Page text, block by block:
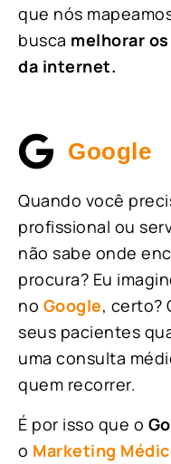
que nós
busca melhorar
da internet.
Google
Quando você
profissional ou
não sabe onde
procura? Eu
no Google, certo?
seus pacientes
uma consulta
quem recorrer.
É por isso que o
o Marketing